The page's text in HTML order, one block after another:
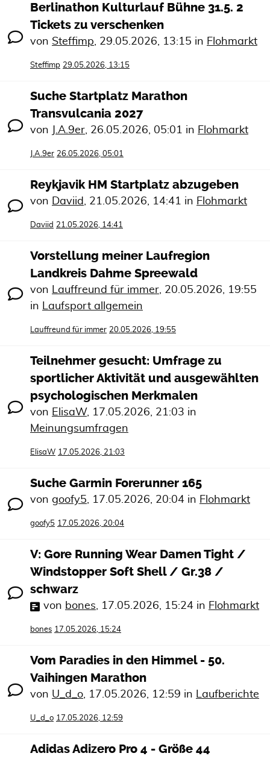
Berlinathon Kulturlauf Bühne 31.5. 2
Tickets zu verschenken
von Steffimp, 29.05.2026, 13:15 in Flohmarkt
Steffimp 29.05.2026, 13:15
Suche Startplatz Marathon
Transvulcania 2027
von J.A.9er, 26.05.2026, 05:01 in Flohmarkt
J.A.9er 26.05.2026, 05:01
Reykjavik HM Startplatz abzugeben
von Daviid, 21.05.2026, 14:41 in Flohmarkt
Daviid 21.05.2026, 14:41
Vorstellung meiner Laufregion
Landkreis Dahme Spreewald
von Lauffreund für immer, 20.05.2026, 19:55
in Laufsport allgemein
Lauffreund für immer 20.05.2026, 19:55
Teilnehmer gesucht: Umfrage zu
sportlicher Aktivität und ausgewählten
psychologischen Merkmalen
von ElisaW, 17.05.2026, 21:03 in
Meinungsumfragen
ElisaW 17.05.2026, 21:03
Suche Garmin Forerunner 165
von goofy5, 17.05.2026, 20:04 in Flohmarkt
goofy5 17.05.2026, 20:04
V: Gore Running Wear Damen Tight /
Windstopper Soft Shell / Gr.38 /
schwarz
von bones, 17.05.2026, 15:24 in Flohmarkt
bones 17.05.2026, 15:24
Vom Paradies in den Himmel - 50.
Vaihingen Marathon
von U_d_o, 17.05.2026, 12:59 in Laufberichte
U_d_o 17.05.2026, 12:59
Adidas Adizero Pro 4 - Größe 44